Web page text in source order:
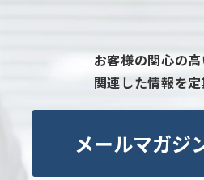
お客様の関心の
関連した情報を
メールマガジ